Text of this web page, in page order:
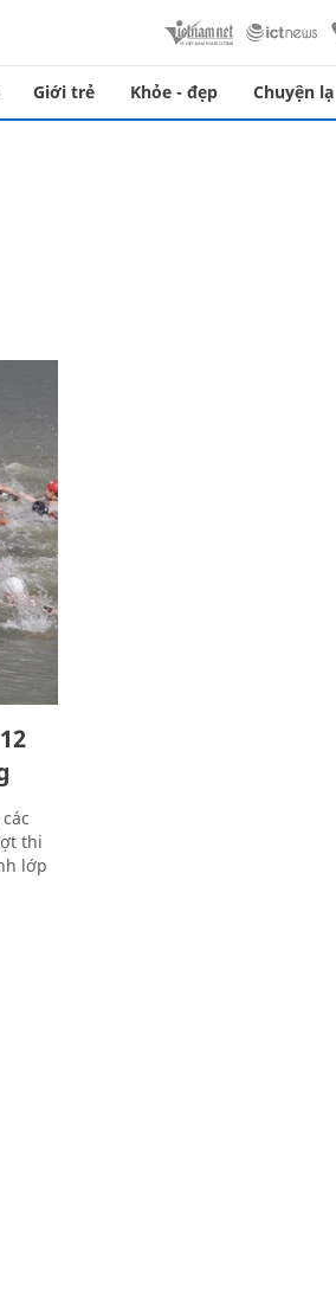
Giới trẻ Khỏe - đẹp Chuyện lạ
thi
lớp